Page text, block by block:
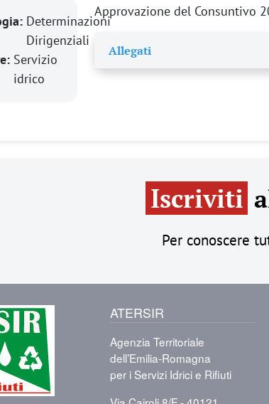
Determinazioni
Dirigenziali
Servizio
idrico
Approvazione del Consuntivo
Allegati
Iscriviti
Per conoscere
ATERSIR
Agenzia Territoriale
dell’Emilia-Romagna
per i Servizi Idrici e Rifiuti